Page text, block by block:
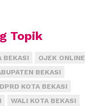
Topik
BEKASI
OJEK ONLINE
BEKASI
KOTA BEKASI
WALI KOTA BEKASI